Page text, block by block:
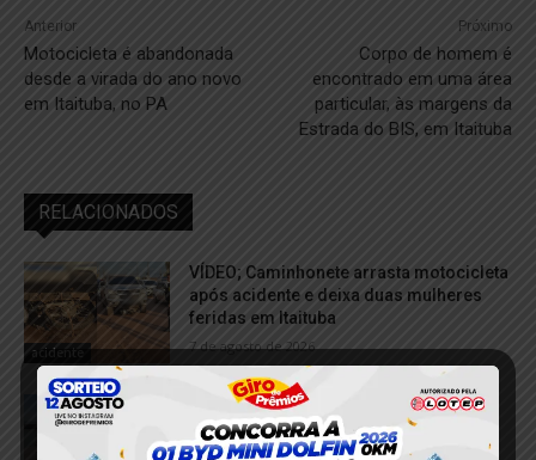
Anterior
Motocicleta é abandonada
desde a virada do ano novo
em Itaituba, no PA
Próximo
Corpo de homem é
encontrado em uma área
particular, às margens da
Estrada do BIS, em Itaituba
RELACIONADOS
acidente
VÍDEO; Caminhonete arrasta motocicleta
após acidente e deixa duas mulheres
feridas em Itaituba
7 de agosto de 2026
Balsa com calcário perde controle e
colide com embarcação no Porto de
Miritituba